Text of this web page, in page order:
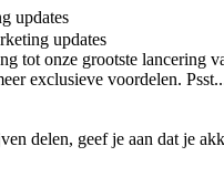
updates
updates
tot onze grootste
exclusieve voordelen.
delen, geef je aan dat je